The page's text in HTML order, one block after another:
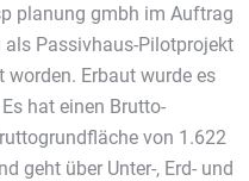
planung gmbh im Auftrag
Passivhaus-Pilotprojekt
worden. Erbaut wurde es
hat einen Brutto-
von 1.622
geht über Unter-, Erd- und